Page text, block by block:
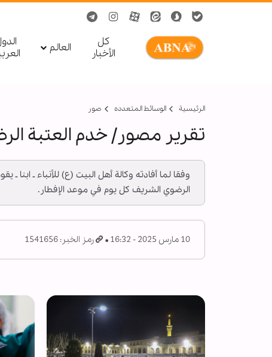
کل
الأخبار
العالم
الرئيسية الوسائط المتعدده صور
تقرير مصور/ خدم العتبة
وفقا لما أفادته وكالة أهل البيت (ع) للأنباء ـ
الرضوي الشریف كل يوم في موعد الإفطار.
10 مارس 2025 - 16:32 رمز الخبر: 1541656